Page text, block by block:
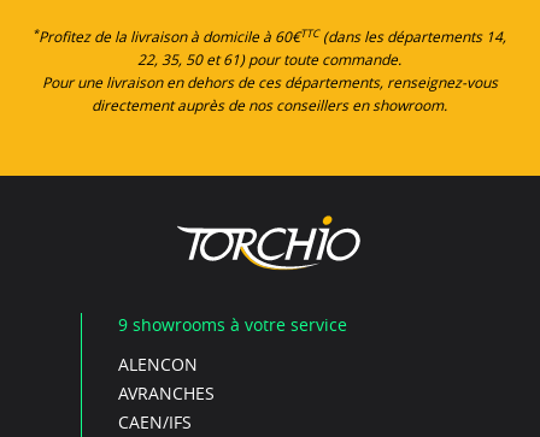
*Profitez de la livraison à domicile à 60€TTC(dans les départements 14,
22, 35, 50 et 61) pour toute commande.
Pour une livraison en dehors de ces départements, renseignez-vous
directement auprès de nos conseillers en showroom.
9 showrooms à votre service
ALENCON
AVRANCHES
CAEN/IFS